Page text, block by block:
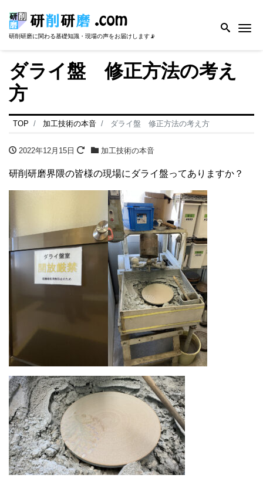
研削研磨に関わる基礎知識・現場の声をお届けします📡
ダライ盤 修正方法の考え
方
TOP 加工技術の本音 ダライ盤 修正方法の考え方
2022年12月15日 加工技術の本音
研削研磨界隈の皆様の現場にダライ盤ってありますか？